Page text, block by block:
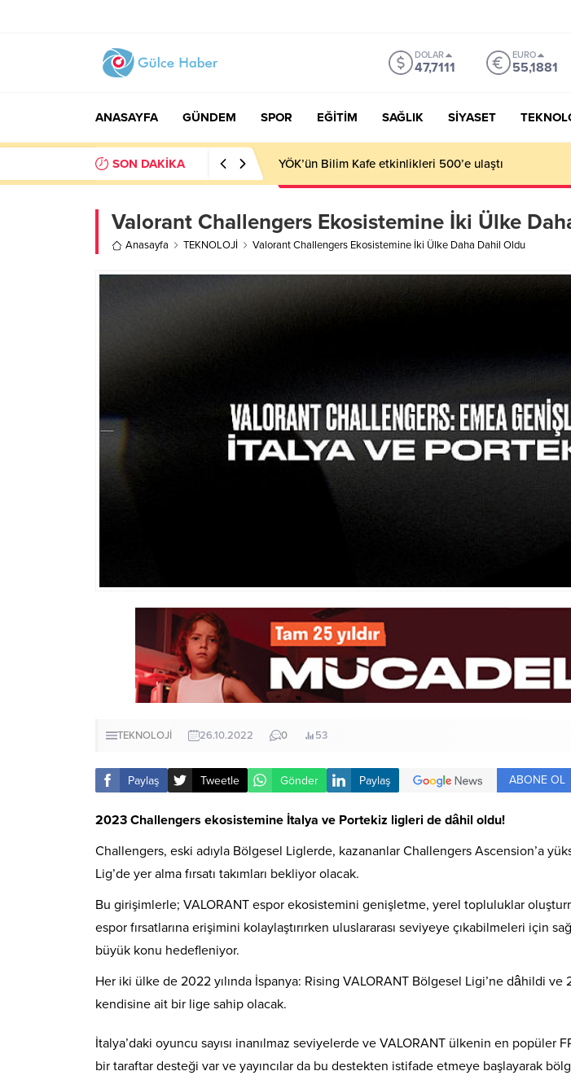
DOLAR
47,7111
EURO
55,1881
ANASAYFA GÜNDEM SPOR EĞİTİM SAĞLIK SİYASET
SON DAKİKA YÖK’ün Bilim Kafe etkinlikleri 500’e ulaştı
Valorant Challengers Ekosistemine İki Ülke
Anasayfa TEKNOLOJİ Valorant Challengers Ekosistemine İki Ülke Daha Dahil Oldu
TEKNOLOJİ 26.10.2022 0 53
Paylaş Tweetle Gönder Paylaş ABONE OL
2023 Challengers ekosistemine İtalya ve Portekiz ligleri de dâhil oldu!
Challengers, eski adıyla Bölgesel Liglerde, kazananlar Challengers Ascension’a
Lig’de yer alma fırsatı takımları bekliyor olacak.
Bu girişimlerle; VALORANT espor ekosistemini genişletme, yerel topluluklar
espor fırsatlarına erişimini kolaylaştırırken uluslararası seviyeye çıkabilmeleri için
büyük konu hedefleniyor.
Her iki ülke de 2022 yılında İspanya: Rising VALORANT Bölgesel Ligi’ne dâhildi
kendisine ait bir lige sahip olacak.
İtalya’daki oyuncu sayısı inanılmaz seviyelerde ve VALORANT ülkenin en popüler
bir taraftar desteği var ve yayıncılar da bu destekten istifade etmeye başlayarak